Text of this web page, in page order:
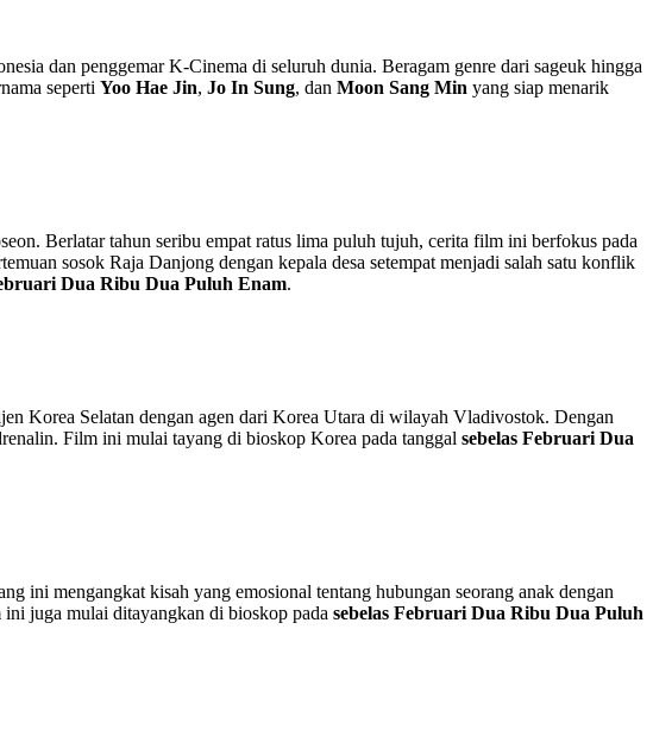
dan penggemar K‑Cinema di seluruh dunia. Beragam genre dari sageuk hingga
seperti Yoo Hae Jin, Jo In Sung, dan Moon Sang Min yang siap menarik
Berlatar tahun seribu empat ratus lima puluh tujuh, cerita film ini berfokus pada
sosok Raja Danjong dengan kepala desa setempat menjadi salah satu konflik
Dua Ribu Dua Puluh Enam.
Korea Selatan dengan agen dari Korea Utara di wilayah Vladivostok. Dengan
Film ini mulai tayang di bioskop Korea pada tanggal sebelas Februari Dua
ini mengangkat kisah yang emosional tentang hubungan seorang anak dengan
juga mulai ditayangkan di bioskop pada sebelas Februari Dua Ribu Dua Puluh